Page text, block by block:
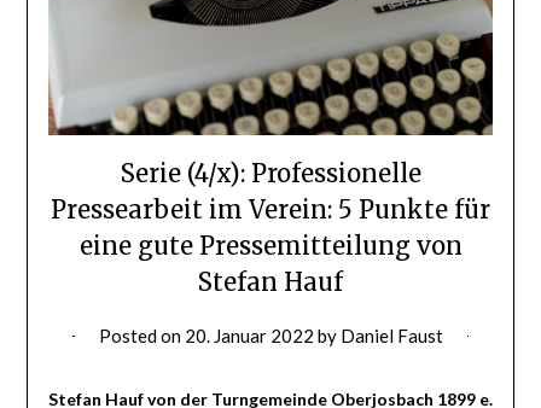
Serie (4/x): Professionelle
Pressearbeit im Verein: 5 Punkte für
eine gute Pressemitteilung von
Stefan Hauf
Posted on 20. Januar 2022 by Daniel Faust
Stefan Hauf von der Turngemeinde Oberjosbach 1899 e.